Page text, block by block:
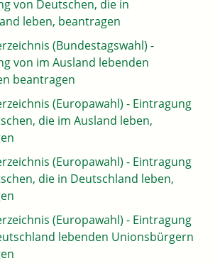
von Deutschen, die in
leben, beantragen
(Bundestagswahl) -
von im Ausland lebenden
beantragen
(Europawahl) - Eintragung
die im Ausland leben,
(Europawahl) - Eintragung
die in Deutschland leben,
(Europawahl) - Eintragung
lebenden Unionsbürgern